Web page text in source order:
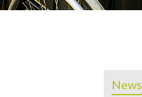
News